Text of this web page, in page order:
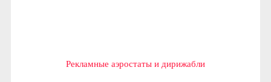
Рекламные аэростаты и дирижабли